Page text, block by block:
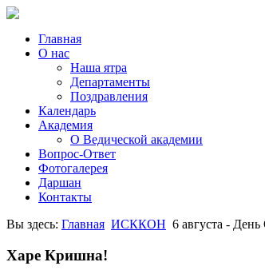
Главная
О нас
Наша ятра
Департаменты
Поздравления
Календарь
Академия
О Ведической академии
Вопрос-Ответ
Фотогалерея
Даршан
Контакты
Вы здесь: Главная ИСККОН 6 августа -
Харе Кришна!